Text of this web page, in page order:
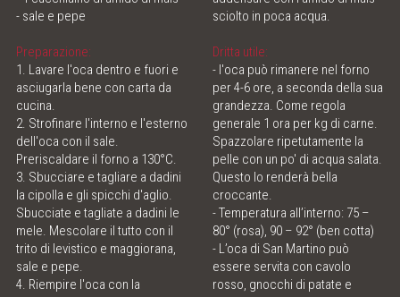
CONTATTO & ORARI D'APERTURA
- sale e pepe
Preparazione:
1. Lavare l'oca dentro e fuori e
asciugarla bene con carta da
cucina.
2. Strofinare l'interno e l'esterno
dell'oca con il sale.
Preriscaldare il forno a 130°C.
3. Sbucciare e tagliare a dadini
la cipolla e gli spicchi d'aglio.
Sbucciate e tagliate a dadini le
mele. Mescolare il tutto con il
trito di levistico e maggiorana,
sale e pepe.
4. Riempire l'oca con la
sciolto in poca acqua.
Dritta utile:
- l'oca può rimanere nel forno
per 4-6 ore, a seconda della sua
grandezza. Come regola
generale 1 ora per kg di carne.
Spazzolare ripetutamente la
pelle con un po' di acqua salata.
Questo lo renderà bella
croccante.
- Temperatura all’interno: 75 –
80° (rosa), 90 – 92° (ben cotta)
- L’oca di San Martino può
essere servita con cavolo
rosso, gnocchi di patate e